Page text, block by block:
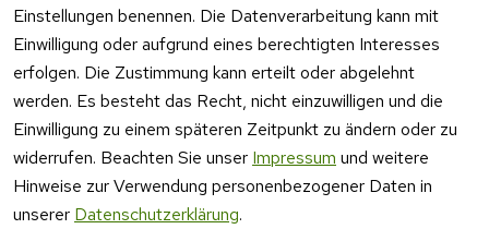
Einstellungen benennen. Die Datenverarbeitung kann mit
Einwilligung oder aufgrund eines berechtigten Interesses
erfolgen. Die Zustimmung kann erteilt oder abgelehnt
werden. Es besteht das Recht, nicht einzuwilligen und die
Einwilligung zu einem späteren Zeitpunkt zu ändern oder zu
widerrufen. Beachten Sie unser Impressum und weitere
Hinweise zur Verwendung personenbezogener Daten in
unserer Datenschutzerklärung.
AGB
Impressum
Datenschutzer
klärung
Barrierefreiheit
serklärung
Kontakt
Registrieren